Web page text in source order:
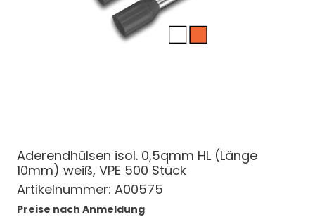
Aderendhülsen isol. 0,5qmm HL (Länge
10mm) weiß, VPE 500 Stück
Artikelnummer: A00575
Preise nach Anmeldung